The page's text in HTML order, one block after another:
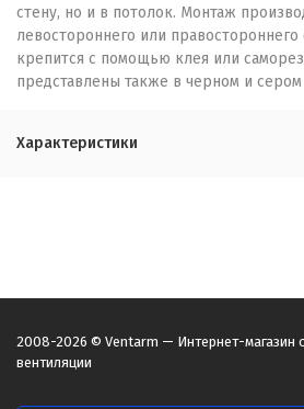
стену, но и в потолок. Монтаж
левостороннего или
крепится с помощью клея или
представлены также в черном и сером
Характеристики
2008-2026 © Ventarm — Интернет-магазин
вентиляции